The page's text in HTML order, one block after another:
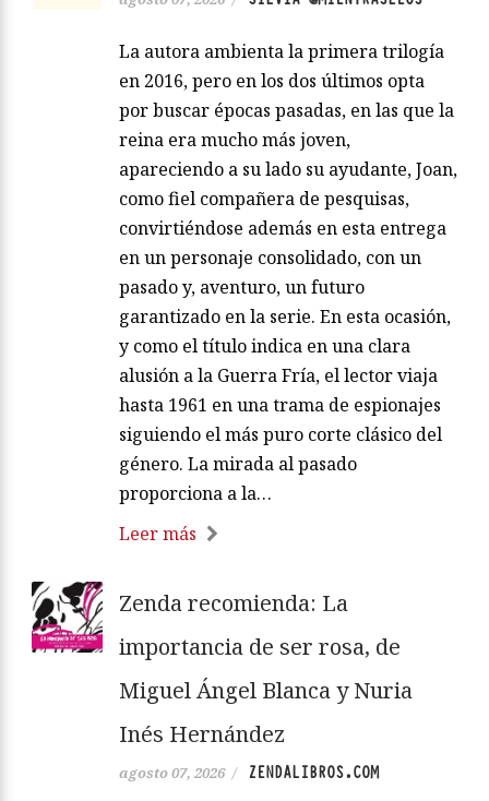
La autora ambienta la primera trilogía
en 2016, pero en los dos últimos opta
por buscar épocas pasadas, en las que la
reina era mucho más joven,
apareciendo a su lado su ayudante, Joan,
como fiel compañera de pesquisas,
convirtiéndose además en esta entrega
en un personaje consolidado, con un
pasado y, aventuro, un futuro
garantizado en la serie. En esta ocasión,
y como el título indica en una clara
alusión a la Guerra Fría, el lector viaja
hasta 1961 en una trama de espionajes
siguiendo el más puro corte clásico del
género. La mirada al pasado
proporciona a la…
Leer más
Zenda recomienda: La
importancia de ser rosa, de
Miguel Ángel Blanca y Nuria
Inés Hernández
agosto 07, 2026 / ZENDALIBROS.COM